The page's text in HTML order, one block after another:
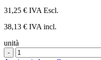
31,25 € IVA Escl.
38,13 € IVA incl.
unità
-